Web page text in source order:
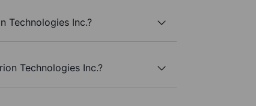
Technologies Inc.?
Technologies Inc.?